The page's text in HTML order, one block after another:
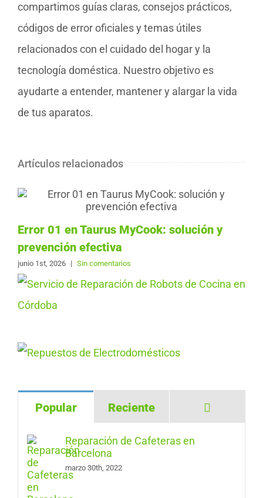
compartimos guías claras, consejos prácticos,
códigos de error oficiales y temas útiles
relacionados con el cuidado del hogar y la
tecnología doméstica. Nuestro objetivo es
ayudarte a entender, mantener y alargar la vida
de tus aparatos.
Artículos relacionados
Error 01 en Taurus MyCook: solución y
prevención efectiva
junio 1st, 2026 | Sin comentarios
Popular Reciente
Reparación de Cafeteras en
Barcelona
marzo 30th, 2022